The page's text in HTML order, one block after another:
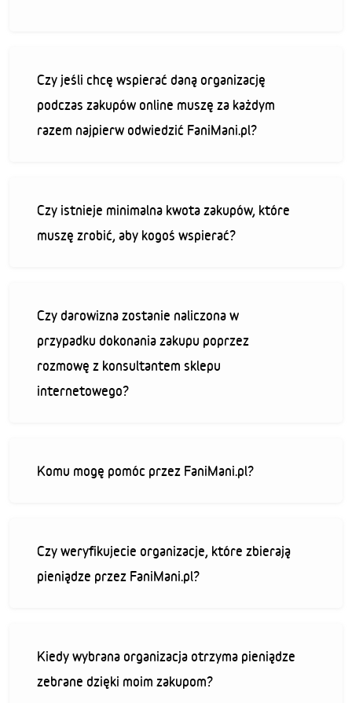
Czy jeśli chcę wspierać daną organizację
podczas zakupów online muszę za każdym
razem najpierw odwiedzić FaniMani.pl?
Czy istnieje minimalna kwota zakupów, które
muszę zrobić, aby kogoś wspierać?
Czy darowizna zostanie naliczona w
przypadku dokonania zakupu poprzez
rozmowę z konsultantem sklepu
internetowego?
Komu mogę pomóc przez FaniMani.pl?
Czy weryfikujecie organizacje, które zbierają
pieniądze przez FaniMani.pl?
Kiedy wybrana organizacja otrzyma pieniądze
zebrane dzięki moim zakupom?